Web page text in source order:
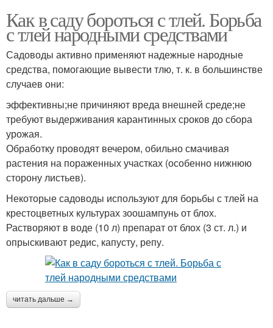
Как в саду бороться с тлей. Борьба
с тлей народными средствами
Садоводы активно применяют надежные народные
средства, помогающие вывести тлю, т. к. в большинстве
случаев они:
эффективны;не причиняют вреда внешней среде;не
требуют выдерживания карантинных сроков до сбора
урожая.
Обработку проводят вечером, обильно смачивая
растения на пораженных участках (особенно нижнюю
сторону листьев).
Некоторые садоводы используют для борьбы с тлей на
крестоцветных культурах зоошампунь от блох.
Растворяют в воде (10 л) препарат от блох (3 ст. л.) и
опрыскивают редис, капусту, репу.
читать дальше →